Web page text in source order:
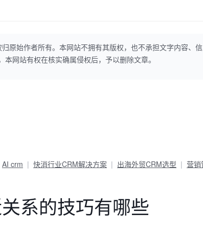
原始作者所有。本网站不拥有其版权，也不承担文字内容、
本网站有权在核实确属侵权后，予以删除文章。
AI crm 快消行业CRM解决方案 出海外贸CRM选型 营
系的技巧有哪些